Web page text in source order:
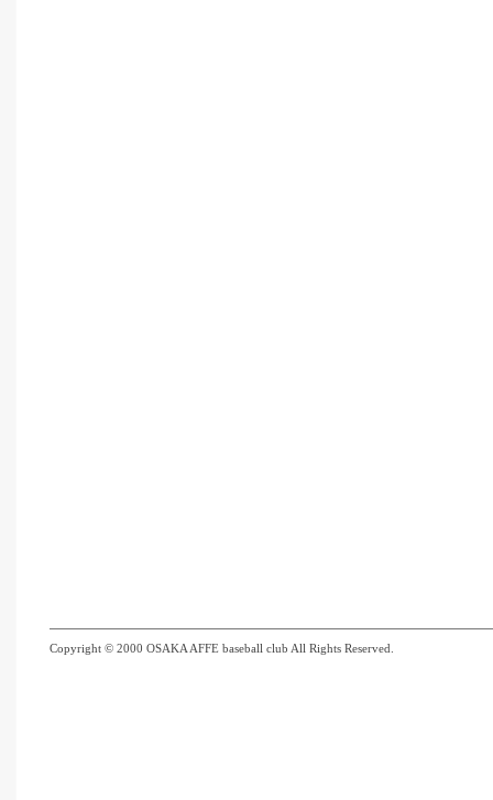
Copyright © 2000 OSAKA AFFE baseball club All Rights Reserved.